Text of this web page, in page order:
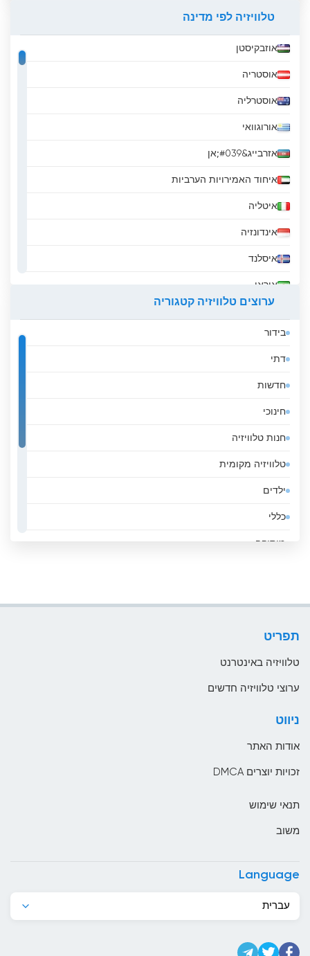
טלוויזיה לפי מדינה
אוזבקיסטן
אוסטריה
אוסטרליה
אורוגוואי
אזרבייג&#039;אן
איחוד האמירויות הערביות
איטליה
אינדונזיה
איסלנד
איראן
אל סלבדור
אלבניה
אלג&#039;יריה
אנגולה
אנדורה
אסטוניה
אפגניסטן
אקוודור
בלארוס
ברבדוס
ערוצים טלוויזיה קטגוריה
בידור
דתי
חדשות
חינוכי
חנות טלוויזיה
טלוויזיה מקומית
ילדים
כללי
מוסיקה
תפריט
טלוויזיה באינטרנט
ערוצי טלוויזיה חדשים
ניווט
אודות האתר
זכויות יוצרים DMCA
תנאי שימוש
משוב
Language
עברית